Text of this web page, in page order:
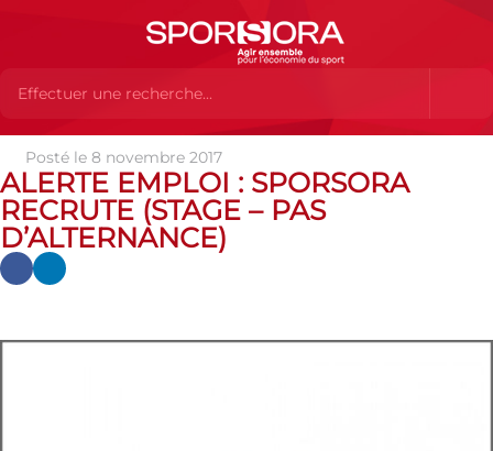
Actualités Actualités Actualités SPORSORA
emploi : SPORSORA recrute (stage – Pas d’alternance)
Posté le 8 novembre 2017
ALERTE EMPLOI : SPORSORA
RECRUTE (STAGE – PAS
D’ALTERNANCE)